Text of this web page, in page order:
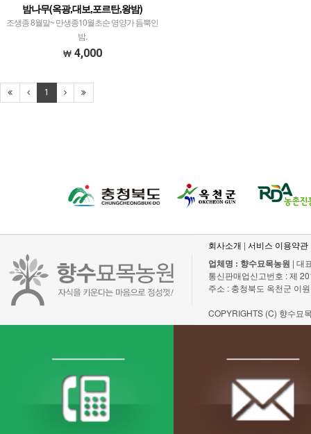
밤나무(옥광,대보,포르탄,왕밤)
조생종 8월말~ 만생종10월초순 영양가 듬뿍인
밤.
4,000
1
회사소개 | 서비스 이용약관
업체명 : 향수묘목농원 | 대
통신판매업신고번호 : 제
주소 : 충청북도 옥천군 이
COPYRIGHTS (C) 향수묘